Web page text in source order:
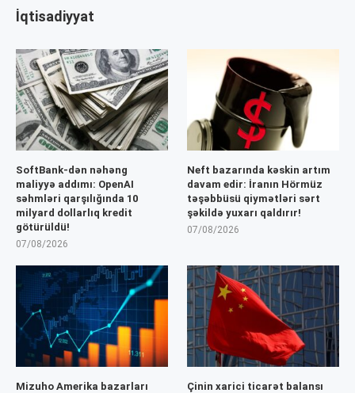
İqtisadiyyat
SoftBank-dən nəhəng
maliyyə addımı: OpenAI
səhmləri qarşılığında 10
milyard dollarlıq kredit
götürüldü!
07/08/2026
Neft bazarında kəskin artım
davam edir: İranın Hörmüz
təşəbbüsü qiymətləri sərt
şəkildə yuxarı qaldırır!
07/08/2026
Mizuho Amerika bazarları
Çinin xarici ticarət balansı